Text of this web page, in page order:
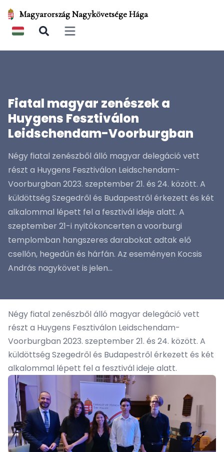
Magyarország Nagykövetsége Hága
Open main menu
Fiatal magyar zenészek a
Huygens Fesztiválon
Leidschendam-Voorburgban
Négy fiatal zenészből álló magyar delegáció vett
részt a Huygens Fesztiválon Leidschendam-
Voorburgban 2023. szeptember 21. és 24. között. A
küldöttség Szegedről és Budapestről érkezett és két
alkalommal lépett fel a fesztivál ideje alatt. A
szeptember 21-i nyitókoncerten a voorburgi
templomban hangszeres darabokat adtak elő
csellón, hegedűn és hárfán. Az eseményen Kocsis
András nagykövet is jelen...
Négy fiatal zenészből álló magyar delegáció vett
részt a Huygens Fesztiválon Leidschendam-
Voorburgban 2023. szeptember 21. és 24. között. A
küldöttség Szegedről és Budapestről érkezett és két
alkalommal lépett fel a fesztivál ideje alatt.